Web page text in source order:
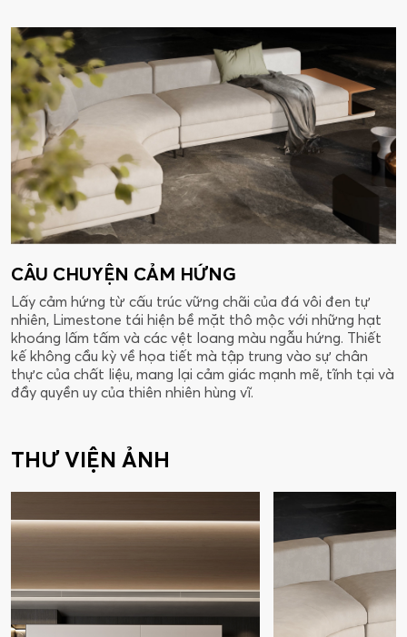
CÂU CHUYỆN CẢM HỨNG
Lấy cảm hứng từ cấu trúc vững chãi của đá vôi đen tự
nhiên, Limestone tái hiện bề mặt thô mộc với những hạt
khoáng lấm tấm và các vệt loang màu ngẫu hứng. Thiết
kế không cầu kỳ về họa tiết mà tập trung vào sự chân
thực của chất liệu, mang lại cảm giác mạnh mẽ, tĩnh tại và
đầy quyền uy của thiên nhiên hùng vĩ.
THƯ VIỆN ẢNH